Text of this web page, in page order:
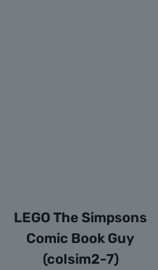
LEGO The Simpsons
Comic Book Guy
(colsim2-7)